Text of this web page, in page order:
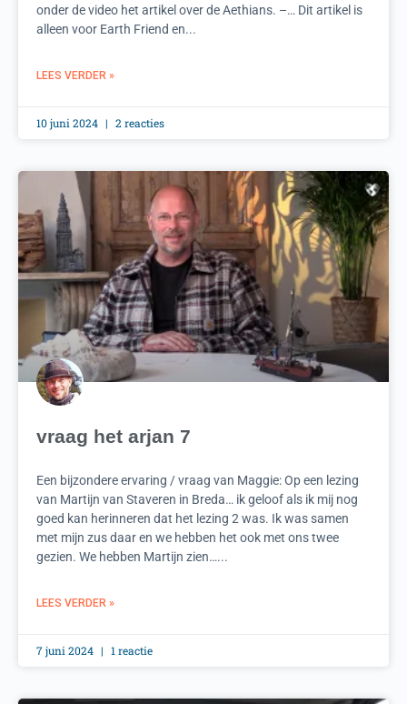
onder de video het artikel over de Aethians. –… Dit artikel is
alleen voor Earth Friend en...
LEES VERDER »
10 juni 2024 2 reacties
vraag het arjan 7
Een bijzondere ervaring / vraag van Maggie: Op een lezing
van Martijn van Staveren in Breda… ik geloof als ik mij nog
goed kan herinneren dat het lezing 2 was. Ik was samen
met mijn zus daar en we hebben het ook met ons twee
gezien. We hebben Martijn zien…...
LEES VERDER »
7 juni 2024 1 reactie